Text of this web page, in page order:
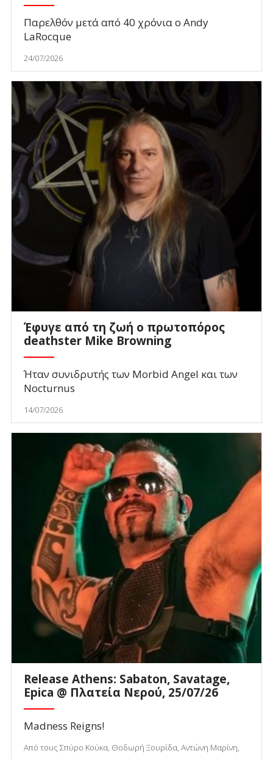
Παρελθόν μετά από 40 χρόνια ο Andy
LaRocque
24/07/2026
Έφυγε από τη ζωή ο πρωτοπόρος
deathster Mike Browning
Ήταν συνιδρυτής των Morbid Angel και των
Nocturnus
14/07/2026
Release Athens: Sabaton, Savatage,
Epica @ Πλατεία Νερού, 25/07/26
Madness Reigns!
Από τους Σπύρο Κούκα, Θοδωρή Ξουρίδα, Αντώνη Μαρίνη,